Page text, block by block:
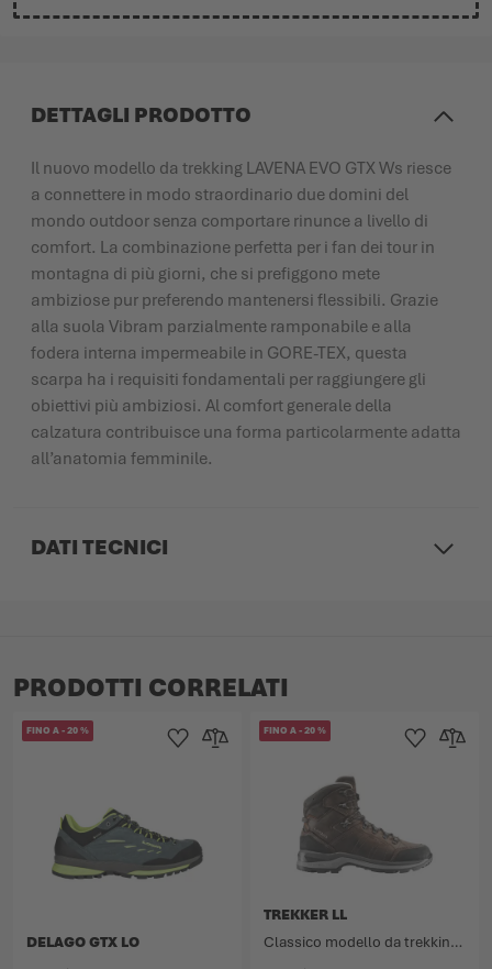
DETTAGLI PRODOTTO
Il nuovo modello da trekking LAVENA EVO GTX Ws riesce
a connettere in modo straordinario due domini del
mondo outdoor senza comportare rinunce a livello di
comfort. La combinazione perfetta per i fan dei tour in
montagna di più giorni, che si prefiggono mete
ambiziose pur preferendo mantenersi flessibili. Grazie
alla suola Vibram parzialmente ramponabile e alla
fodera interna impermeabile in GORE-TEX, questa
scarpa ha i requisiti fondamentali per raggiungere gli
obiettivi più ambiziosi. Al comfort generale della
calzatura contribuisce una forma particolarmente adatta
all’anatomia femminile.
DATI TECNICI
PRODOTTI CORRELATI
FINO A-20%
DELAGO GTX LO
Aggiungi alla Lista dei Desideri
Aggiungi al confronto
FINO A-20%
TREKKER LL
Classico modello da trekking con fodera interna in pelle.
Aggiungi alla